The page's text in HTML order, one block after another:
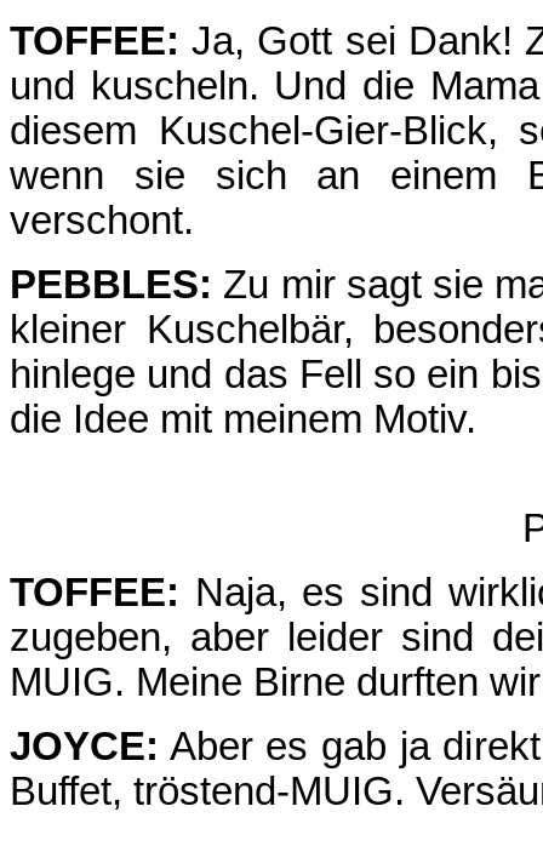
TOFFEE: Ja, Gott sei Dank!
und kuscheln. Und die
diesem Kuschel-Gier-Blick,
wenn sie sich an einem
verschont.
PEBBLES: Zu mir sagt sie
kleiner Kuschelbär,
hinlege und das Fell so ein
die Idee mit meinem Motiv.
TOFFEE: Naja, es sind
zugeben, aber leider sind
MUIG. Meine Birne durften
JOYCE: Aber es gab ja
Buffet, tröstend-MUIG.